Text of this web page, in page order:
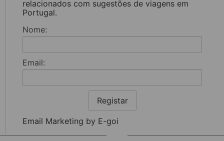
relacionados com sugestões de viagens em
Portugal.
Nome:
Email:
Registar
Email Marketing by E-goi